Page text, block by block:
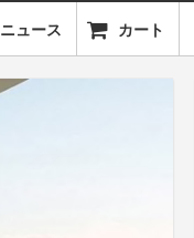
ニュース カート